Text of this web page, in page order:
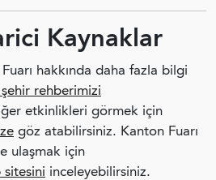
Kaynaklar
hakkında daha fazla bilgi
rehberimizi
etkinlikleri görmek için
göz atabilirsiniz. Kanton Fuarı
ulaşmak için
sitesini inceleyebilirsiniz.